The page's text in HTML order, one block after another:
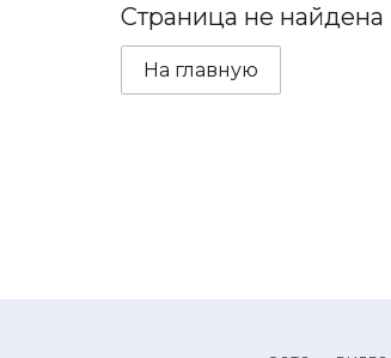
Страница не найдена
На главную